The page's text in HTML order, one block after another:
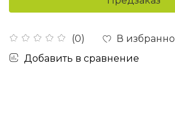
(0)
В
Добавить в сравнение